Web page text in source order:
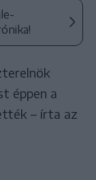
éppen a
– írta az